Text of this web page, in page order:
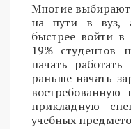
Многие выбирают
на пути в вуз,
быстрее войти
19% студентов
начать
раньше начать
прикладную
учебных